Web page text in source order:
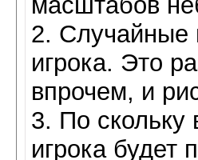
2. Случайные
игрока. Это
впрочем, и
3. По скольку
игрока будет